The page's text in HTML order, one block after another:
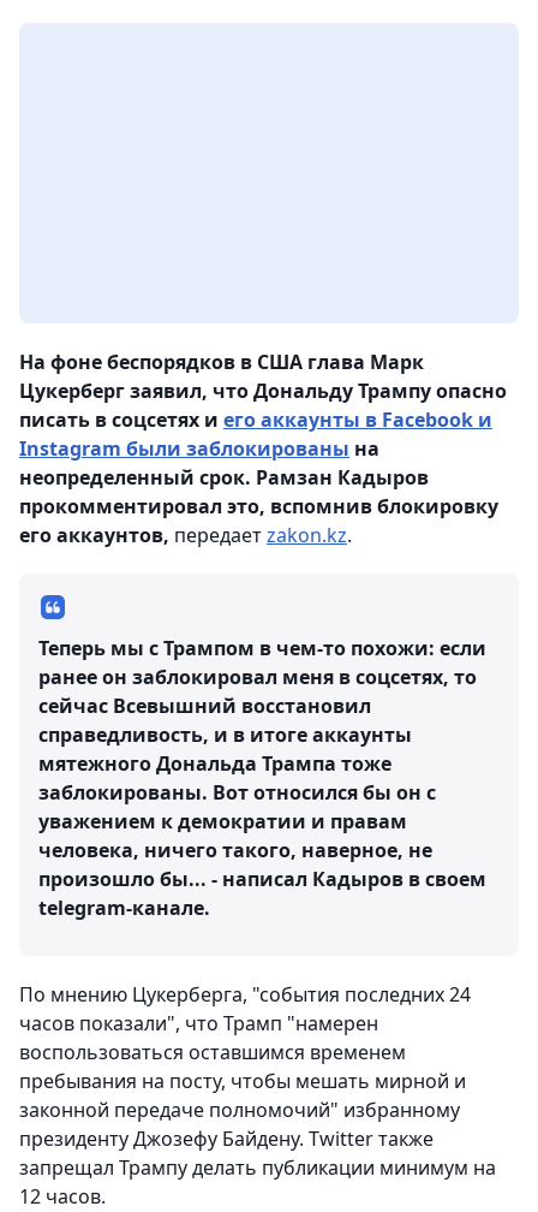
На фоне беспорядков в США глава Марк
Цукерберг заявил, что Дональду Трампу опасно
писать в соцсетях и его аккаунты в Facebook и
Instagram были заблокированы на
неопределенный срок. Рамзан Кадыров
прокомментировал это, вспомнив блокировку
его аккаунтов, передаетzakon.kz.
Теперь мы с Трампом в чем-то похожи: если
ранее он заблокировал меня в соцсетях, то
сейчас Всевышний восстановил
справедливость, и в итоге аккаунты
мятежного Дональда Трампа тоже
заблокированы. Вот относился бы он с
уважением к демократии и правам
человека, ничего такого, наверное, не
произошло бы... - написал Кадыров в своем
telegram-канале.
По мнению Цукерберга, "события последних 24
часов показали", что Трамп "намерен
воспользоваться оставшимся временем
пребывания на посту, чтобы мешать мирной и
законной передаче полномочий" избранному
президенту Джозефу Байдену. Twitter также
запрещал Трампу делать публикации минимум на
12 часов.